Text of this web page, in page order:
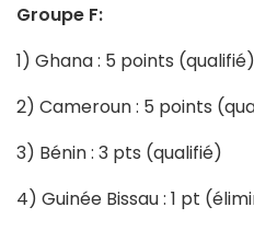
Groupe F:
1) Ghana : 5 points (qualifié)
2) Cameroun : 5 points
3) Bénin : 3 pts (qualifié)
4) Guinée Bissau : 1 pt